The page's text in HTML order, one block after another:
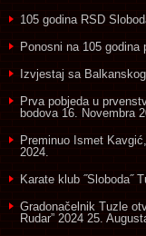
105 godina RSD
Ponosni na 105 godina
Izvjestaj sa
Prva pobjeda u
bodova 16. Novembra
Preminuo Ismet
2024.
Karate klub ˝Sloboda˝
Gradonačelnik Tuzle
Rudar” 2024 25.